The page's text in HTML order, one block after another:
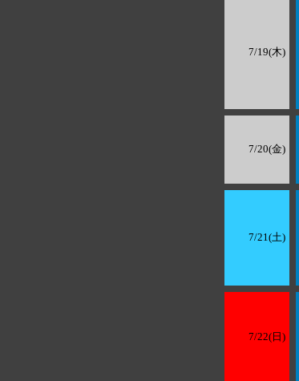
7/19(木)
7/20(金)
7/21(土)
7/22(日)